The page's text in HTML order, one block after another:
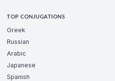
TOP CONJUGATIONS
Greek
Russian
Arabic
Japanese
Spanish